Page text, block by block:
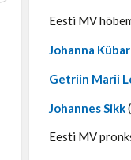
Eesti MV
Johanna Kübar
Getriin Marii
Johannes Sikk
Eesti MV